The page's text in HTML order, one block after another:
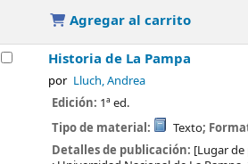
Agregar al carrito
Historia de La Pampa
por Lluch, Andrea
Edición: 1ª ed.
Tipo de material:
Texto;
Detalles de publicación: [Lugar